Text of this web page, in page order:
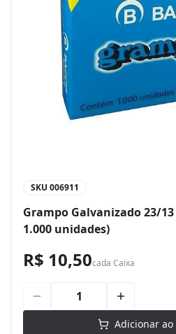
SKU 006911
Grampo Galvanizado 23/
1.000 unidades)
R$ 10,50cada Caixa
Adicionar